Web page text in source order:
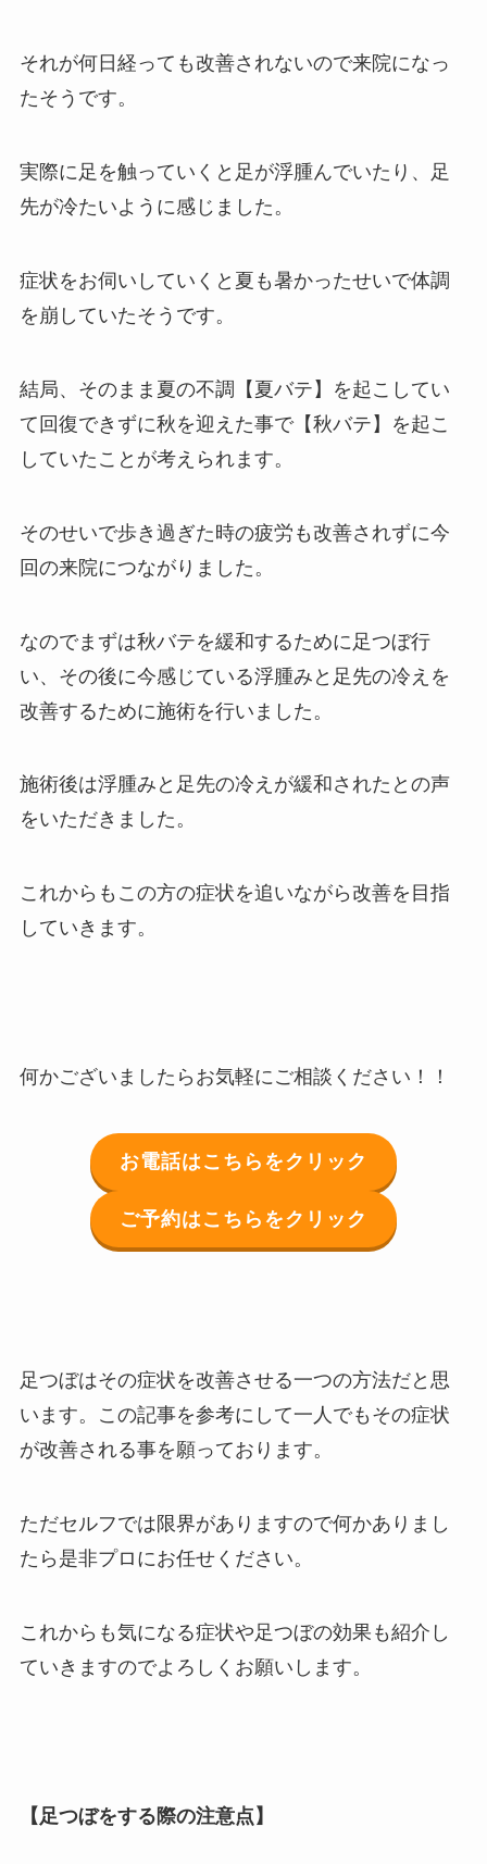
それが何日経っても改善されないので来院になっ
たそうです。
実際に足を触っていくと足が浮腫んでいたり、足
先が冷たいように感じました。
症状をお伺いしていくと夏も暑かったせいで体調
を崩していたそうです。
結局、そのまま夏の不調【夏バテ】を起こしてい
て回復できずに秋を迎えた事で【秋バテ】を起こ
していたことが考えられます。
そのせいで歩き過ぎた時の疲労も改善されずに今
回の来院につながりました。
なのでまずは秋バテを緩和するために足つぼ行
い、その後に今感じている浮腫みと足先の冷えを
改善するために施術を行いました。
施術後は浮腫みと足先の冷えが緩和されたとの声
をいただきました。
これからもこの方の症状を追いながら改善を目指
していきます。
何かございましたらお気軽にご相談ください！！
お電話はこちらをクリック
ご予約はこちらをクリック
足つぼはその症状を改善させる一つの方法だと思
います。この記事を参考にして一人でもその症状
が改善される事を願っております。
ただセルフでは限界がありますので何かありまし
たら是非プロにお任せください。
これからも気になる症状や足つぼの効果も紹介し
ていきますのでよろしくお願いします。
【足つぼをする際の注意点】